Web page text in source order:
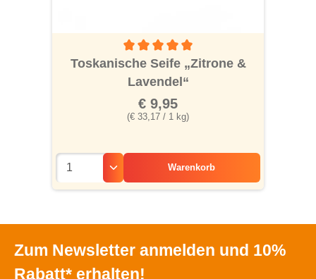
Durchschnittliche Bewertung von 5 von 5
Toskanische Seife „Zitrone &
Lavendel“
(€ 33,17 / 1 kg)
€ 9,95
Warenkorb
Zum Newsletter anmelden und 10%
Rabatt* erhalten!